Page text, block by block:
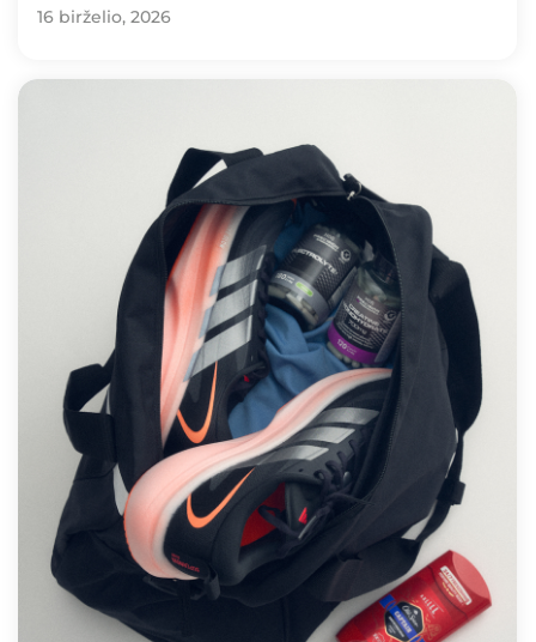
16 birželio, 2026